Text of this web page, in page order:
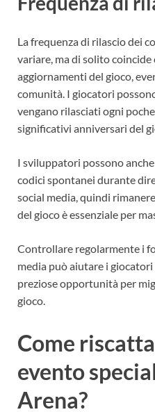
La frequenza di rilascio dei
variare, ma di solito
aggiornamenti del gioco,
comunità. I giocatori
vengano rilasciati ogni
significativi anniversari del
I sviluppatori possono
codici spontanei durante
social media, quindi
del gioco è essenziale per
Controllare regolarmente i
media può aiutare i
preziose opportunità per
gioco.
Come
evento
Arena?